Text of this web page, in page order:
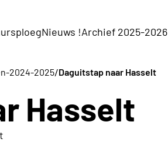
Nieuws !Archief 2025-2026
2024-2025/Daguitstap naar Hasselt
Hasselt